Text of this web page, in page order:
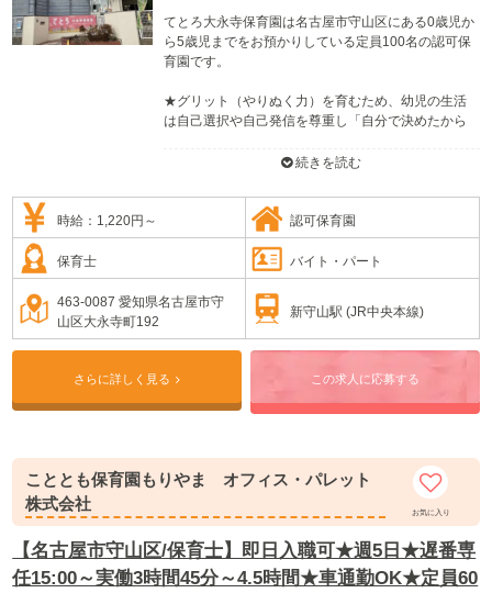
てとろ大永寺保育園は名古屋市守山区にある0歳児か
ら5歳児までをお預かりしている定員100名の認可保
育園です。
★グリット（やりぬく力）を育むため、幼児の生活
は自己選択や自己発信を尊重し「自分で決めたから
ていきます。取り組みの一環として「専科活動」が
活動の中から自分で専門分野を選択し、約3ヶ月の間
3～5歳児の縦割り活動で行われます。
約3カ月の集大成は発表会です。子ども達は承認欲求
を満たされ、達成感を感じ、次の頑張りに繋がって
いきます。
★保育目標は「自立心のある子・がんばる力のある
子・信頼し信頼される子」で、グリット力を育み、
たくさん話し合いをし、したいことは頑張れば出来
ることに変わる体験を積み重ね、どんな時も希望を
持って前へ進む力を培っていきます。
続きを読む
時給：1,220円～ 認可保育園
保育士 バイト・パート
463-0087 愛知県名古屋市守
山区大永寺町192
新守山駅 (JR中央本線)
さらに詳しく見る この求人に応募する
こととも保育園もりやま オフィス・パレット
株式会社
お気に入り
【名古屋市守山区/保育士】即日入職可★週5日★遅番専
任15:00～実働3時間45分～4.5時間★車通勤OK★定員60